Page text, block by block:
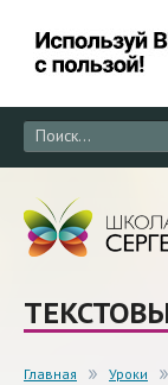
Главная Уроки